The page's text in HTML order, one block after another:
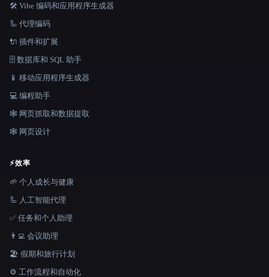
🛠️ Vibe 编码和应用程序生成器
🦾 代理编码
🔌 插件和扩展
🗄️ 数据库和 SQL 助手
📱 移动应用程序生成器
💻 编程助手
🕸️ 网页抓取和数据提取
🕸 网页设计
⚡效率
🌱 个人成长与健康
🦾 人工智能代理
✅ 任务和个人助理
👨‍💻 会议助理
🏖 假期和旅行计划
⚙️ 工作流程和自动化